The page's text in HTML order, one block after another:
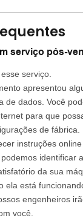
serviço pós-
serviço.
apresentou
de dados. Você
para que
de fábrica.
instruções
identificar
da sua
ela está
engenheiros
você.